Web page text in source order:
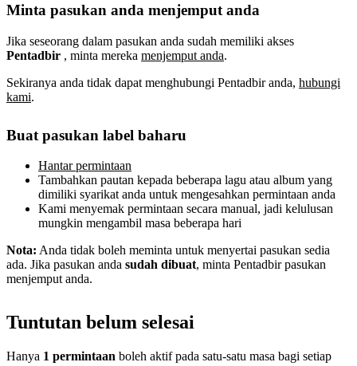
Minta pasukan anda menjemput anda
Jika seseorang dalam pasukan anda sudah memiliki akses
Pentadbir , minta mereka menjemput anda.
Sekiranya anda tidak dapat menghubungi Pentadbir anda, hubungi
kami.
Buat pasukan label baharu
Hantar permintaan
Tambahkan pautan kepada beberapa lagu atau album yang
dimiliki syarikat anda untuk mengesahkan permintaan anda
Kami menyemak permintaan secara manual, jadi kelulusan
mungkin mengambil masa beberapa hari
Nota: Anda tidak boleh meminta untuk menyertai pasukan sedia
ada. Jika pasukan anda sudah dibuat, minta Pentadbir pasukan
menjemput anda.
Tuntutan belum selesai
Hanya 1 permintaan boleh aktif pada satu-satu masa bagi setiap